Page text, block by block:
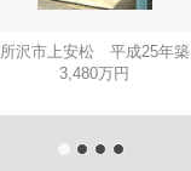
所沢市上安松 平成25年築
3,480万円